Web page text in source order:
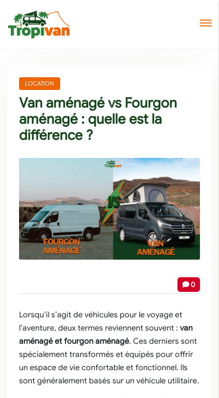
LOCATION
Van aménagé vs Fourgon
aménagé : quelle est la
différence ?
0
Lorsqu’il s’agit de véhicules pour le voyage et
l’aventure, deux termes reviennent souvent : van
aménagé et fourgon aménagé. Ces derniers sont
spécialement transformés et équipés pour offrir
un espace de vie confortable et fonctionnel. Ils
sont généralement basés sur un véhicule utilitaire.